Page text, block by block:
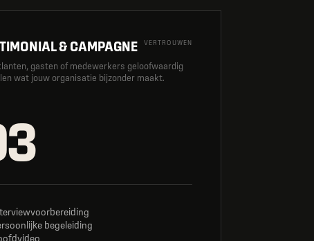
& CAMPAGNE VERTROUWEN
gasten of medewerkers geloofwaardig
wat jouw organisatie bijzonder maakt.
begeleiding